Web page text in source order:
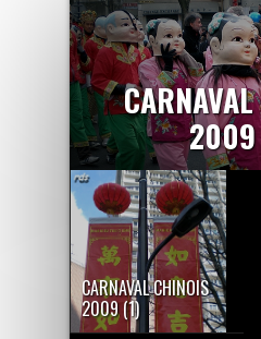
CARNAVAL CHINOIS
2009 (1)